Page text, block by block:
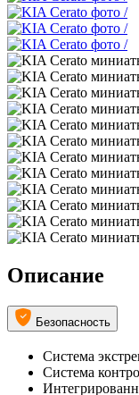
Описание
Безопасность
Система
Система